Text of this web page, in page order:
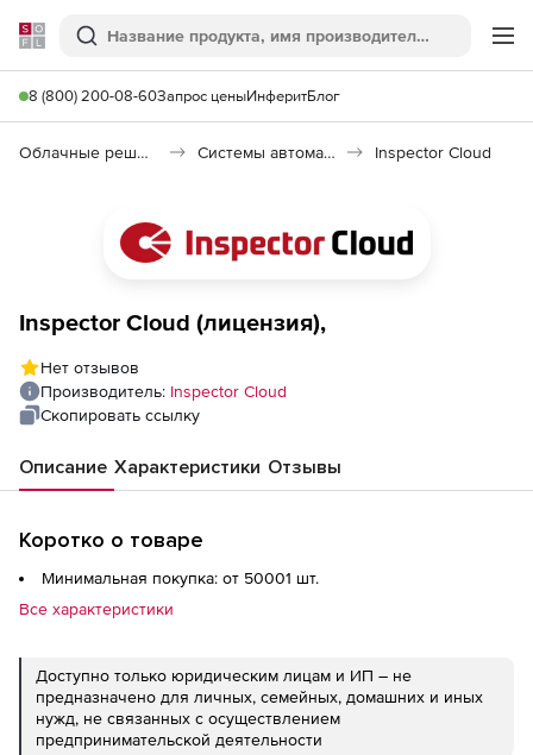
Softline
Поиск
8 (800) 200-08-60Запрос ценыИнферитБлог
Облачные решения (SaaS) Системы автоматизации (SaaS) Inspector Cloud
Inspector Cloud (лицензия),
Нет отзывов
Производитель: Inspector Cloud
Скопировать ссылку
Описание Характеристики Отзывы
Коротко о товаре
Минимальная покупка: от 50001 шт.
Все характеристики
Доступно только юридическим лицам и ИП – не
предназначено для личных, семейных, домашних и иных
нужд, не связанных с осуществлением
предпринимательской деятельности